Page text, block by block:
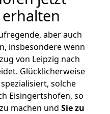
aber auch
insbesondere wenn
von Leipzig nach
Glücklicherweise
solche
Eisingertshofen, so
machen und Sie zu